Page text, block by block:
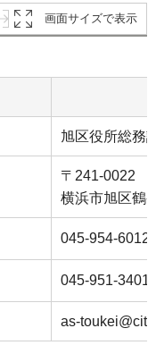
画面サイズで表示
旭区役所総務
〒241-0022
横浜市旭区鶴
045-954-6012
045-951-3401
as-